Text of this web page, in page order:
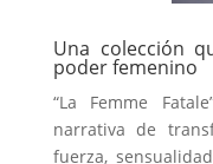
Una colección
poder femenino
“La Femme
narrativa de
fuerza,